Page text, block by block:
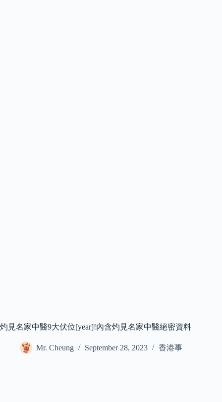
灼見名家中醫9大伏位[year]!內含灼見名家中醫絕密資料
Mr. Cheung September 28, 2023 香港事